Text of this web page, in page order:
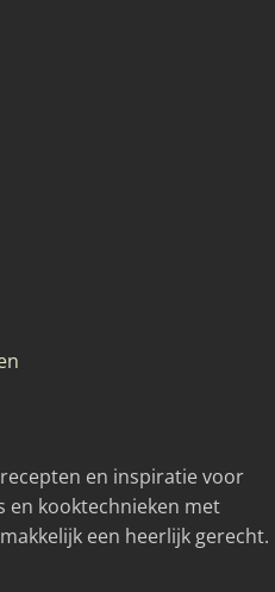
en inspiratie voor
en kooktechnieken met
een heerlijk gerecht.